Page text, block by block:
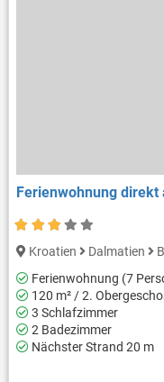
Ferienwohnung
Kroatien Dalmatien
Ferienwohnung (7
120 m² / 2.
3 Schlafzimmer
2 Badezimmer
Nächster Strand 20 m